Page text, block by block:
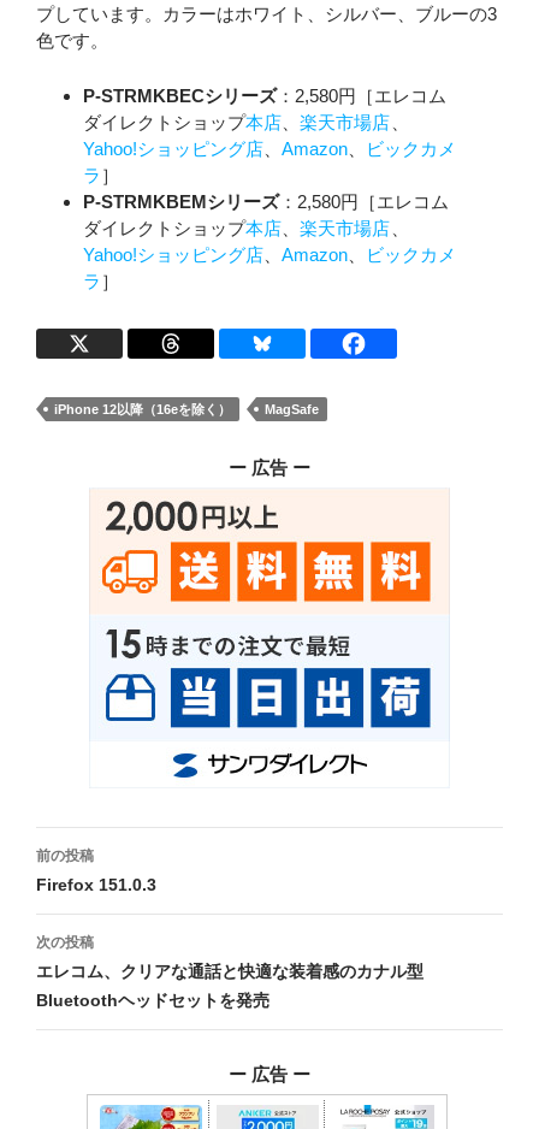
プしています。カラーはホワイト、シルバー、ブルーの3
色です。
P-STRMKBECシリーズ：2,580円［エレコム
ダイレクトショップ本店 楽天市場店
Yahoo!ショッピング店
Amazon
ビックカメ
ラ ］
P-STRMKBEMシリーズ：2,580円［エレコム
ダイレクトショップ本店 楽天市場店
Yahoo!ショッピング店
Amazon
ビックカメ
ラ ］
iPhone 12以降（16eを除く） MagSafe
ー 広告 ー
投
稿
ナ
ビ
ゲ
前の投稿
Firefox 151.0.3
次の投稿
エレコム、クリアな通話と快適な装着感のカナル型
Bluetoothヘッドセットを発売
ー 広告 ー